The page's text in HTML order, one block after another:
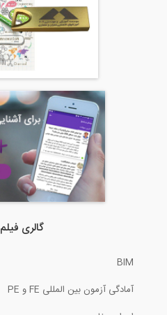
گالری فیلم 808
BIM
آمادگی آزمون بین المللی FE و PE